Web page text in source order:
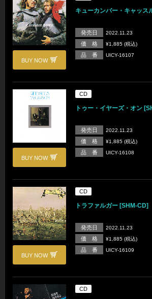
BUY NOW
キューカンバー・キャッス
発売日 2022.11.23
価 格 ¥1,885 (税込)
品 番 UICY-16107
BUY NOW
CD
トゥー・イヤーズ・オン
発売日 2022.11.23
価 格 ¥1,885 (税込)
品 番 UICY-16108
BUY NOW
CD
トラファルガー [SHM-CD]
発売日 2022.11.23
価 格 ¥1,885 (税込)
品 番 UICY-16109
CD